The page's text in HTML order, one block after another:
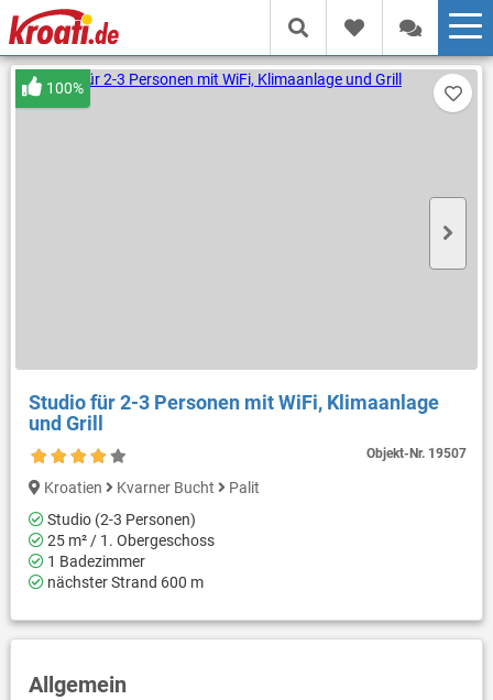
Studio für 2-3 Personen mit WiFi, Klimaanlage
und Grill
Objekt-Nr. 19507
100%
Kroatien Kvarner Bucht
Palit
Studio (2-3 Personen)
25 m² / 1. Obergeschoss
1 Badezimmer
nächster Strand 600 m
Allgemein